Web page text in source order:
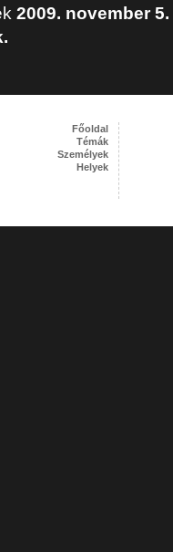
2009. november
Főoldal
Témák
Személyek
Helyek